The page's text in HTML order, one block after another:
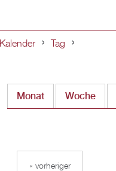
Kalender Tag
Monat Woche
« vorheriger